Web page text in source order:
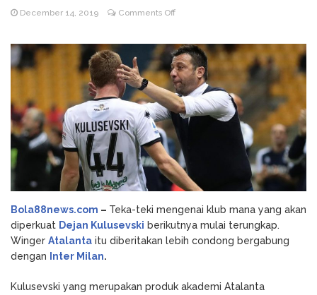
δοκιμάσετε
August 6, 2026
NV Casino
Auszahlungsleitfaden: Schritt-für-Schritt-
Anleitung zum Auszahlen
December 14, 2019 Comments Offon
Milan
Terdepan
untuk
Perburuan
Dejan
Kulusevski
Bola88news.com – Teka-teki mengenai klub mana yang akan
diperkuat Dejan Kulusevski berikutnya mulai terungkap.
Winger Atalanta itu diberitakan lebih condong bergabung
dengan
Inter Milan.
Kulusevski yang merupakan produk akademi Atalanta